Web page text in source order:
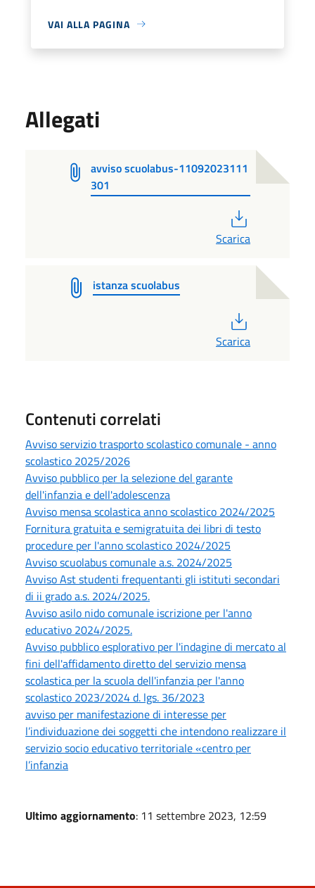
VAI ALLA PAGINA
Allegati
avviso scuolabus-11092023111
301
Scarica
istanza scuolabus
Scarica
Contenuti correlati
Avviso servizio trasporto scolastico comunale - anno
scolastico 2025/2026
Avviso pubblico per la selezione del garante
dell'infanzia e dell'adolescenza
Avviso mensa scolastica anno scolastico 2024/2025
Fornitura gratuita e semigratuita dei libri di testo
procedure per l'anno scolastico 2024/2025
Avviso scuolabus comunale a.s. 2024/2025
Avviso Ast studenti frequentanti gli istituti secondari
di ii grado a.s. 2024/2025.
Avviso asilo nido comunale iscrizione per l'anno
educativo 2024/2025.
Avviso pubblico esplorativo per l'indagine di mercato al
fini dell'affidamento diretto del servizio mensa
scolastica per la scuola dell'infanzia per l'anno
scolastico 2023/2024 d. lgs. 36/2023
avviso per manifestazione di interesse per
l’individuazione dei soggetti che intendono realizzare il
servizio socio educativo territoriale «centro per
l’infanzia
Ultimo aggiornamento: 11 settembre 2023, 12:59